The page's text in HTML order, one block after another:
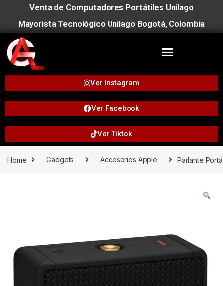
Venta de Computadores Portátiles Unilago
Mayorista Tecnológico Unilago Bogotá, Colombia
Ver Instagram
Ver Facebook
Ver Tiktok
Home Gadgets Accesorios Apple Parlante